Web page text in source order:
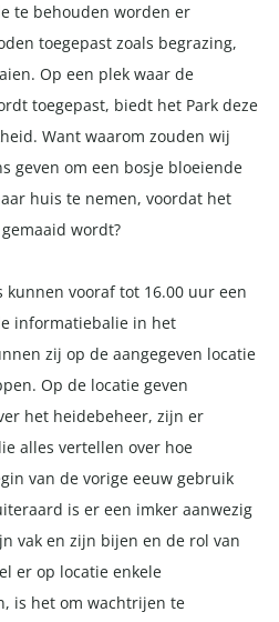
te behouden worden er
toegepast zoals begrazing,
Op een plek waar de
toegepast, biedt het Park deze
Want waarom zouden wij
geven om een bosje bloeiende
huis te nemen, voordat het
wordt?
kunnen vooraf tot 16.00 uur een
informatiebalie in het
zij op de aangegeven locatie
Op de locatie geven
het heidebeheer, zijn er
alles vertellen over hoe
van de vorige eeuw gebruik
is er een imker aanwezig
vak en zijn bijen en de rol van
er op locatie enkele
is het om wachtrijen te